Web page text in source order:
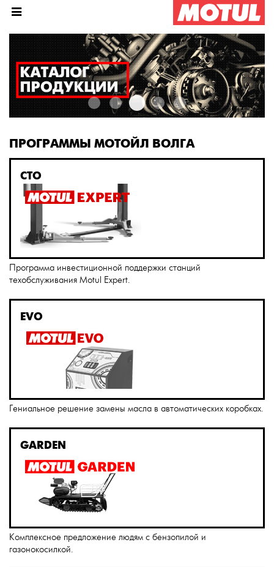
ПРОГРАММЫ МОТОЙЛ ВОЛГА
СТО
Программа инвестиционной поддержки станций
техобслуживания Motul Expert.
EVO
Гениальное решение замены масла в автоматических коробках.
GARDEN
Комплексное предложение людям с бензопилой и
газонокосилкой.